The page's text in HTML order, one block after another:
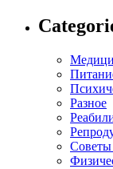
Разное
Советы